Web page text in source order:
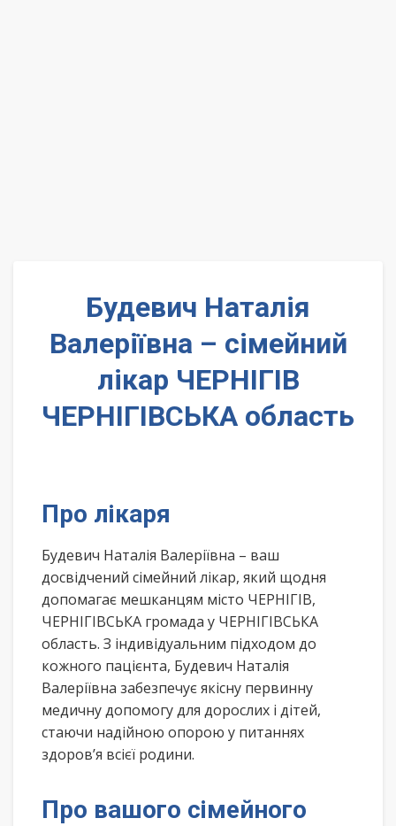
Будевич Наталія
Валеріївна – сімейний
лікар ЧЕРНІГІВ
ЧЕРНІГІВСЬКА область
Про лікаря
Будевич Наталія Валеріївна – ваш
досвідчений сімейний лікар, який щодня
допомагає мешканцям місто ЧЕРНІГІВ,
ЧЕРНІГІВСЬКА громада у ЧЕРНІГІВСЬКА
область. З індивідуальним підходом до
кожного пацієнта, Будевич Наталія
Валеріївна забезпечує якісну первинну
медичну допомогу для дорослих і дітей,
стаючи надійною опорою у питаннях
здоров’я всієї родини.
Про вашого сімейного